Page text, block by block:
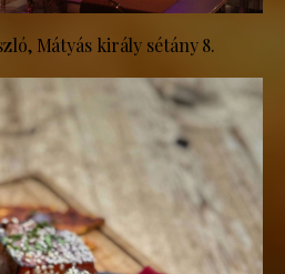
Mátyás király sétány 8.